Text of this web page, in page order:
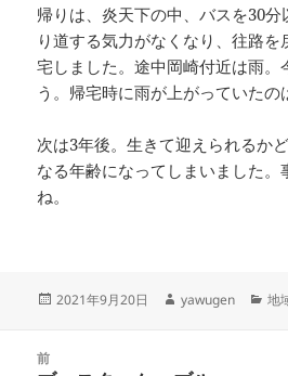
帰りは、炎天下の中、バスを30
り道する気力がなくなり、往路
宅しました。途中岡崎付近は雨。
う。帰宅時に雨が上がっていたの
次は3年後。生きて迎えられるか
なる年齢になってしまいました。
ね。
投
2021年9月20日
作
yawugen
カ
地
前